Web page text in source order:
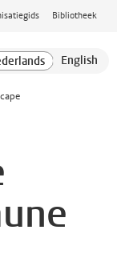
Bibliotheek